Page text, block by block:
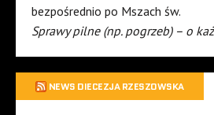
bezpośrednio po Mszach św.
Sprawy pilne (np. pogrzeb) – o
NEWS DIECEZJA RZESZOWSKA